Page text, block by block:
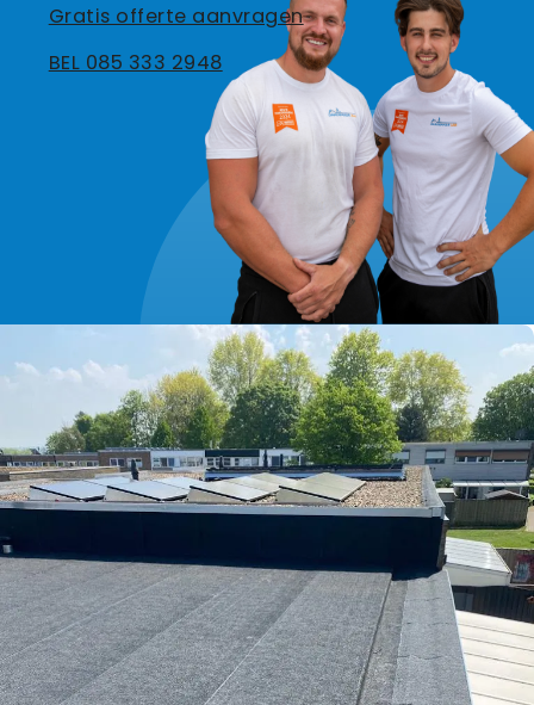
Gratis offerte aanvragen
BEL 085 333 2948